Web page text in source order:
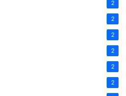
2
2
2
2
2
2